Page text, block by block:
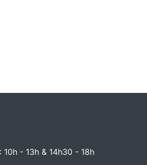
- 13h & 14h30 - 18h